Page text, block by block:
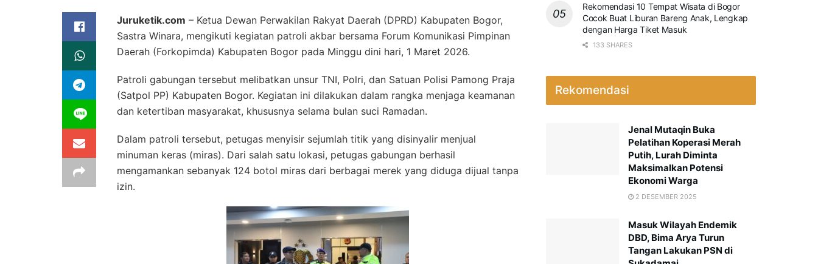
Juruketik.com – Ketua Dewan Perwakilan Rakyat Daerah (DPRD) Kabupaten Bogor,
Sastra Winara, mengikuti kegiatan patroli akbar bersama Forum Komunikasi Pimpinan
Daerah (Forkopimda) Kabupaten Bogor pada Minggu dini hari, 1 Maret 2026.
Patroli gabungan tersebut melibatkan unsur TNI, Polri, dan Satuan Polisi Pamong Praja
(Satpol PP) Kabupaten Bogor. Kegiatan ini dilakukan dalam rangka menjaga keamanan
dan ketertiban masyarakat, khususnya selama bulan suci Ramadan.
Dalam patroli tersebut, petugas menyisir sejumlah titik yang disinyalir menjual
minuman keras (miras). Dari salah satu lokasi, petugas gabungan berhasil
mengamankan sebanyak 124 botol miras dari berbagai merek yang diduga dijual tanpa
izin.
Rekomendasi 10 Tempat Wisata di Bogor
Cocok Buat Liburan Bareng Anak, Lengkap
dengan Harga Tiket Masuk
133 SHARES
Rekomendasi
Jenal Mutaqin Buka
Pelatihan Koperasi Merah
Putih, Lurah Diminta
Maksimalkan Potensi
Ekonomi Warga
2 DESEMBER 2025
Masuk Wilayah Endemik
DBD, Bima Arya Turun
Tangan Lakukan PSN di